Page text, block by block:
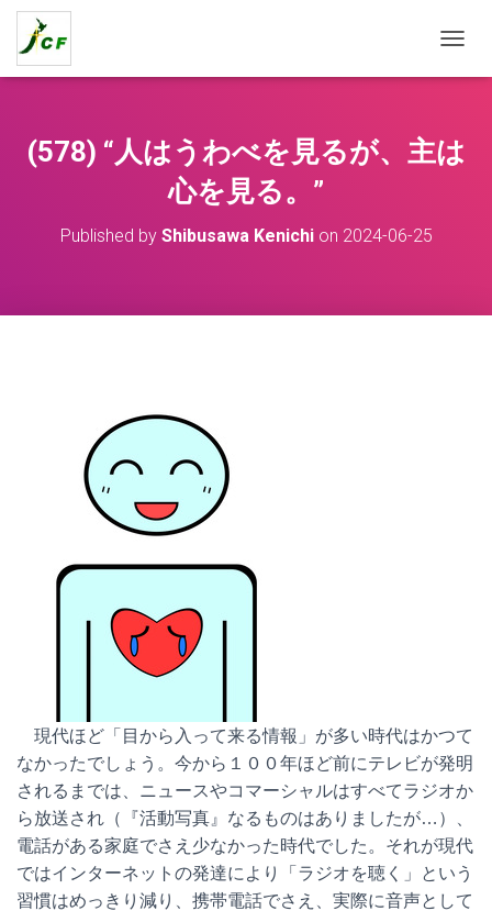
O
L
E
(578) “人はうわべを見るが、主は
心を見る。”
Published by Shibusawa Kenichion 2024-06-25
現代ほど「目から入って来る情報」が多い時代はかつて
なかったでしょう。今から１００年ほど前にテレビが発明
されるまでは、ニュースやコマーシャルはすべてラジオか
ら放送され（『活動写真』なるものはありましたが…）、
電話がある家庭でさえ少なかった時代でした。それが現代
ではインターネットの発達により「ラジオを聴く」という
習慣はめっきり減り、携帯電話でさえ、実際に音声として